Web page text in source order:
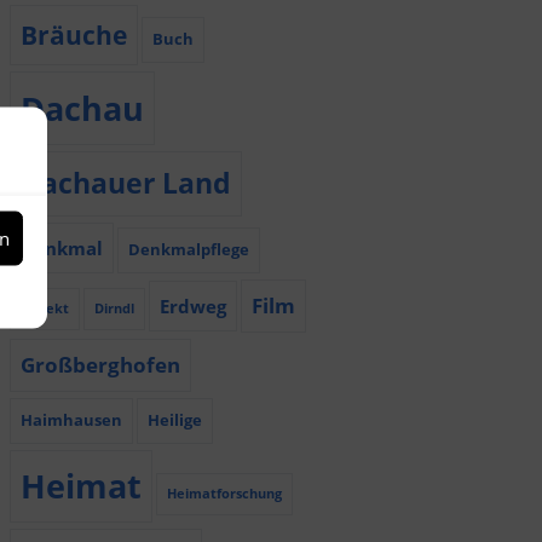
Bräuche Buch
Dachau
Dachauer Land
Denkmal Denkmalpflege
Dialekt Dirndl Erdweg Film
Großberghofen
Haimhausen Heilige
Heimat Heimatforschung